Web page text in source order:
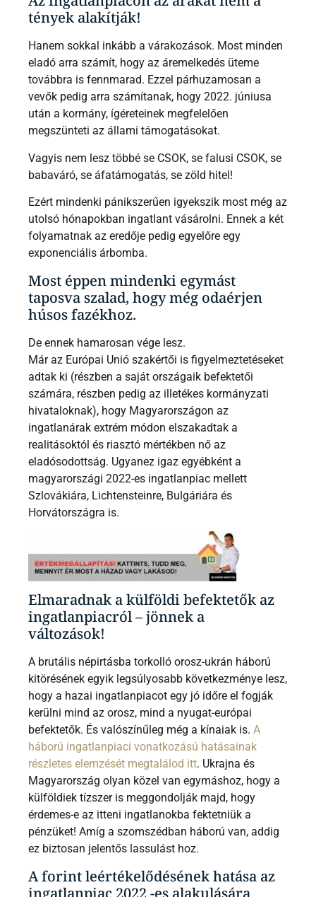
tények alakítják!
Hanem sokkal inkább a várakozások. Most minden
eladó arra számít, hogy az áremelkedés üteme
továbbra is fennmarad. Ezzel párhuzamosan a
vevők pedig arra számítanak, hogy 2022. júniusa
után a kormány, ígéreteinek megfelelően
megszünteti az állami támogatásokat.
Vagyis nem lesz többé se CSOK, se falusi CSOK, se
babaváró, se áfatámogatás, se zöld hitel!
Ezért mindenki pánikszerűen igyekszik most még az
utolsó hónapokban ingatlant vásárolni. Ennek a két
folyamatnak az eredője pedig egyelőre egy
exponenciális árbomba.
Most éppen mindenki egymást
taposva szalad, hogy még odaérjen
húsos fazékhoz.
De ennek hamarosan vége lesz.
Már az Európai Unió szakértői is figyelmeztetéseket
adtak ki (részben a saját országaik befektetői
számára, részben pedig az illetékes kormányzati
hivataloknak), hogy Magyarországon az
ingatlanárak extrém módon elszakadtak a
realitásoktól és riasztó mértékben nő az
eladósodottság. Ugyanez igaz egyébként a
magyarországi 2022-es ingatlanpiac mellett
Szlovákiára, Lichtensteinre, Bulgáriára és
Horvátországra is.
Elmaradnak a külföldi befektetők az
ingatlanpiacról – jönnek a
változások!
A brutális népirtásba torkolló orosz-ukrán háború
kitörésének egyik legsúlyosabb következménye lesz,
hogy a hazai ingatlanpiacot egy jó időre el fogják
kerülni mind az orosz, mind a nyugat-európai
befektetők. És valószínűleg még a kínaiak is. A
háború ingatlanpiaci vonatkozású hatásainak
részletes elemzését megtalálod itt. Ukrajna és
Magyarország olyan közel van egymáshoz, hogy a
külföldiek tízszer is meggondolják majd, hogy
érdemes-e az itteni ingatlanokba fektetniük a
pénzüket! Amíg a szomszédban háború van, addig
ez biztosan jelentős lassulást hoz.
A forint leértékelődésének hatása az
ingatlanpiac 2022 -es alakulására